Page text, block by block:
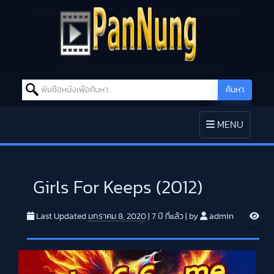
Search for: ค้นหา
TOGGLE
NAVIGATION
MENU
Girls For Keeps (2012)
Last Updated มกราคม 8, 2020 7 ปี ที่แล้ว by admin V
i